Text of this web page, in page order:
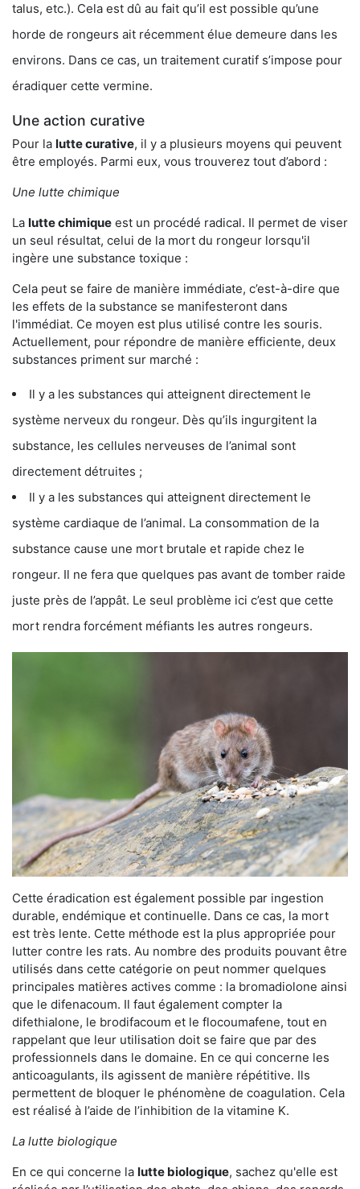
talus, etc.). Cela est dû au fait qu’il est possible qu’une
horde de rongeurs ait récemment élue demeure dans les
environs. Dans ce cas, un traitement curatif s’impose pour
éradiquer cette vermine.
Une action curative
Pour la lutte curative, il y a plusieurs moyens qui peuvent
être employés. Parmi eux, vous trouverez tout d’abord :
Une lutte chimique
La lutte chimique est un procédé radical. Il permet de viser
un seul résultat, celui de la mort du rongeur lorsqu'il
ingère une substance toxique :
Cela peut se faire de manière immédiate, c’est-à-dire que
les effets de la substance se manifesteront dans
l'immédiat. Ce moyen est plus utilisé contre les souris.
Actuellement, pour répondre de manière efficiente, deux
substances priment sur marché :
Il y a les substances qui atteignent directement le
système nerveux du rongeur. Dès qu’ils ingurgitent la
substance, les cellules nerveuses de l’animal sont
directement détruites ;
Il y a les substances qui atteignent directement le
système cardiaque de l’animal. La consommation de la
substance cause une mort brutale et rapide chez le
rongeur. Il ne fera que quelques pas avant de tomber raide
juste près de l’appât. Le seul problème ici c’est que cette
mort rendra forcément méfiants les autres rongeurs.
Cette éradication est également possible par ingestion
durable, endémique et continuelle. Dans ce cas, la mort
est très lente. Cette méthode est la plus appropriée pour
lutter contre les rats. Au nombre des produits pouvant être
utilisés dans cette catégorie on peut nommer quelques
principales matières actives comme : la bromadiolone ainsi
que le difenacoum. Il faut également compter la
difethialone, le brodifacoum et le flocoumafene, tout en
rappelant que leur utilisation doit se faire que par des
professionnels dans le domaine. En ce qui concerne les
anticoagulants, ils agissent de manière répétitive. Ils
permettent de bloquer le phénomène de coagulation. Cela
est réalisé à l’aide de l’inhibition de la vitamine K.
La lutte biologique
En ce qui concerne la lutte biologique, sachez qu'elle est